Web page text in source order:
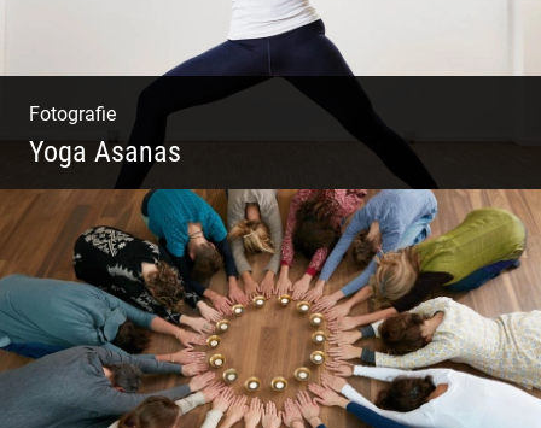
Fotografie
Yoga Asanas
Virabhadrasana II oder Krieger II – Anleitung
für den Blog